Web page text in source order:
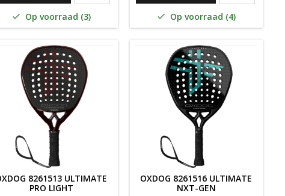
 Op voorraad (3)  Op voorraad (4)
8261513 ULTIMATE
PRO LIGHT
OXDOG 8261516 ULTIMATE
NXT-GEN